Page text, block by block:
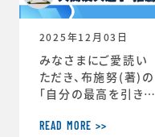
2025年12月03日
みなさまにご愛読い
ただき、布施努(著)の
「自分の最高を引き出
ツ心理学博士が語る
READ MORE >>